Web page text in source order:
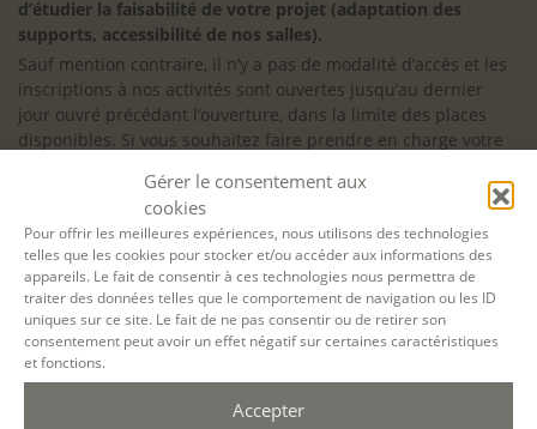
Gérer le consentement aux
cookies
Pour offrir les meilleures expériences, nous utilisons des technologies
telles que les cookies pour stocker et/ou accéder aux informations des
appareils. Le fait de consentir à ces technologies nous permettra de
traiter des données telles que le comportement de navigation ou les ID
uniques sur ce site. Le fait de ne pas consentir ou de retirer son
consentement peut avoir un effet négatif sur certaines caractéristiques
et fonctions.
Accepter
d’étudier la faisabilité de votre projet (adaptation des
supports, accessibilité de nos salles).
Sauf mention contraire, il n’y a pas de modalité d’accès et les
inscriptions à nos activités sont ouvertes jusqu’au dernier
jour ouvré précédant l’ouverture, dans la limite des places
disponibles. Si vous souhaitez faire prendre en charge votre
est à effectuer au plus tard un mois avant le début de la
NOS ATELIERS
Découverte
L’école d’écriture
La fabrique du manuscrit
Les stages pour artistes-auteurs
Se former à la biographie